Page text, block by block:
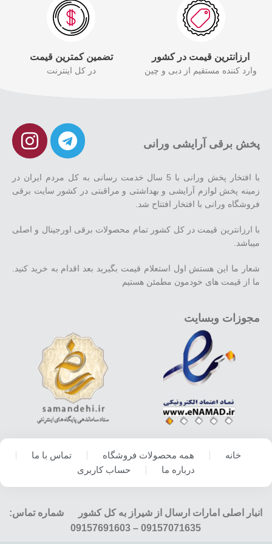
ارزانترین قیمت در کشور
وارد کننده مستقیم از دبی و چین
تضمین کمترین قیمت
در کل اینترنت
پخش برقی آرایشی ورانی
با افتخار پخش ورانی با 5 سال خدمت رسانی به کل مردم ایران در
زمینه پخش لوازم آرایشی و بهداشتی و مراقبتی در کشور سایت برقی
فروشگاه ورانی با افتخار افتتاح شد.
با ارزانترین قیمت در کل کشور تمام محصولات برقی اورجینال و اصلی
میباشد.
شعار ما این هستش اول استعلام قیمت بگیرید بعد اقدام به خرید کنید.
ما از قیمت های خودمون مطمئن هستیم
مجوزات وبسایت
خانه همه محصولات فروشگاه
تماس با ما
درباره ما
حساب کاربری
انبار اصلی امارات ارسال از شیراز به کل کشور شماره تماس: